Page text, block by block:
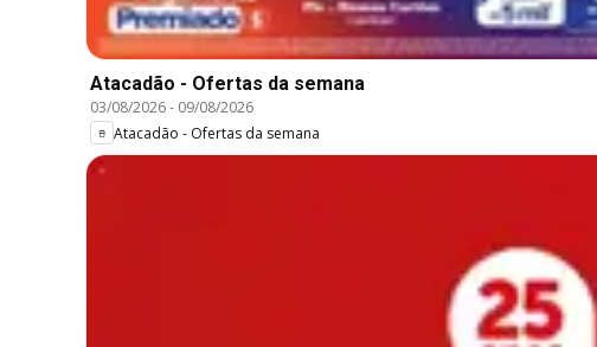
Atacadão - Ofertas da semana
03/08/2026- 09/08/2026
Atacadão - Ofertas da semana